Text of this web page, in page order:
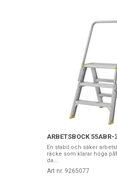
ARBETSBOCK 55ABR-
En stabil och säker
räcke som klarar höga
da...
Art nr. 9265077